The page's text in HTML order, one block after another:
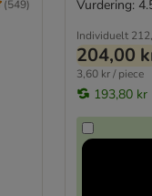
(549)
Individuelt
204,00
3,60 kr / piece
193,80 kr
Vurdering: